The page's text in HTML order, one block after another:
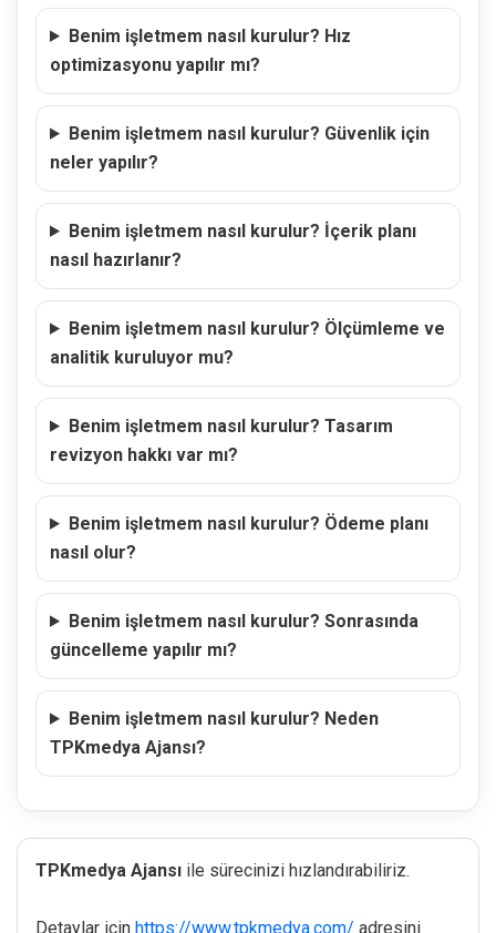
Benim işletmem nasıl kurulur? Hız
optimizasyonu yapılır mı?
Benim işletmem nasıl kurulur? Güvenlik için
neler yapılır?
Benim işletmem nasıl kurulur? İçerik planı
nasıl hazırlanır?
Benim işletmem nasıl kurulur? Ölçümleme ve
analitik kuruluyor mu?
Benim işletmem nasıl kurulur? Tasarım
revizyon hakkı var mı?
Benim işletmem nasıl kurulur? Ödeme planı
nasıl olur?
Benim işletmem nasıl kurulur? Sonrasında
güncelleme yapılır mı?
Benim işletmem nasıl kurulur? Neden
TPKmedya Ajansı?
TPKmedya Ajansı ile sürecinizi hızlandırabiliriz.
Detaylar için https://www.tpkmedya.com/ adresini